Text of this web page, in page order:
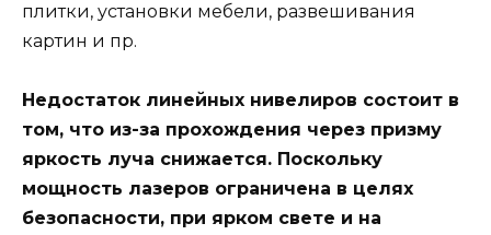
плитки, установки мебели, развешивания
картин и пр.
Недостаток линейных нивелиров состоит в
том, что из-за прохождения через призму
яркость луча снижается. Поскольку
мощность лазеров ограничена в целях
безопасности, при ярком свете и на